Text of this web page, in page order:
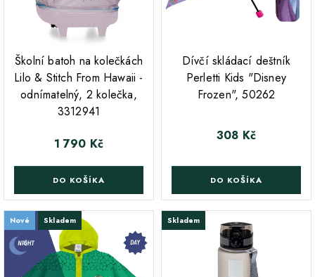
Školní batoh na kolečkách
Lilo & Stitch From Hawaii -
odnímatelný, 2 kolečka,
3312941
Cena
1 790 Kč
DO KOŠÍKA
Dívčí skládací deštník
Perletti Kids "Disney
Frozen", 50262
Cena
308 Kč
DO KOŠÍKA
Nové Skladem Skladem